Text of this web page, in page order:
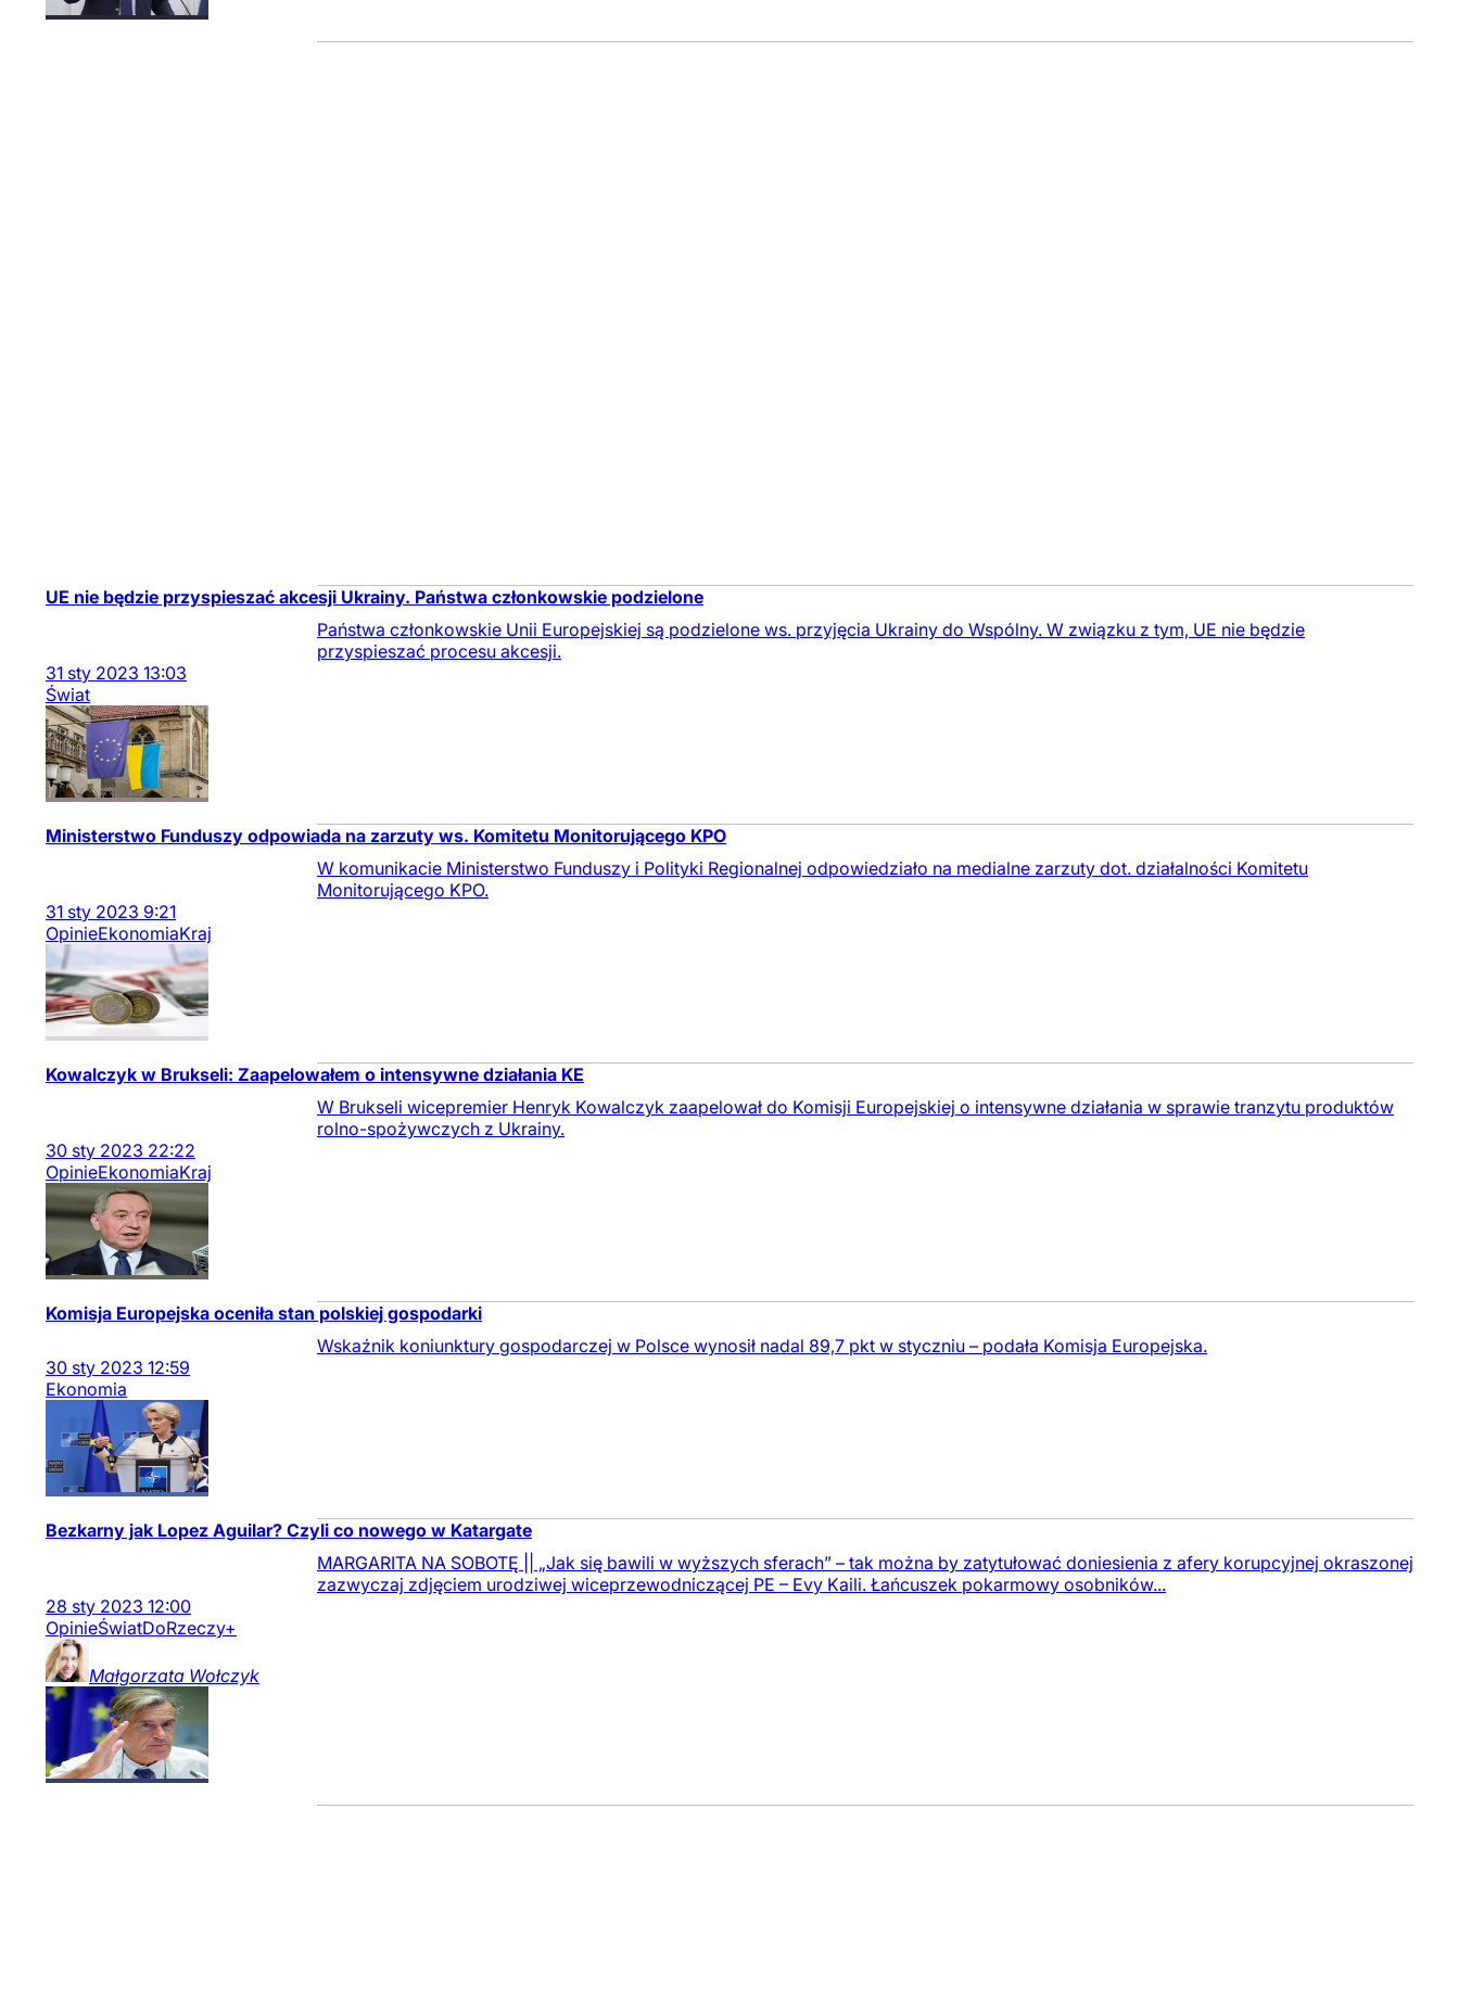
UE nie będzie przyspieszać akcesji Ukrainy. Państwa członkowskie podzielone
Państwa członkowskie Unii Europejskiej są podzielone ws. przyjęcia Ukrainy do Wspólny. W związku z tym, UE nie będzie
przyspieszać procesu akcesji.
31 sty 2023 13:03
Świat
Ministerstwo Funduszy odpowiada na zarzuty ws. Komitetu Monitorującego KPO
W komunikacie Ministerstwo Funduszy i Polityki Regionalnej odpowiedziało na medialne zarzuty dot. działalności Komitetu
Monitorującego KPO.
31 sty 2023 9:21
OpinieEkonomiaKraj
Kowalczyk w Brukseli: Zaapelowałem o intensywne działania KE
W Brukseli wicepremier Henryk Kowalczyk zaapelował do Komisji Europejskiej o intensywne działania w sprawie tranzytu produktów
rolno-spożywczych z Ukrainy.
30 sty 2023 22:22
OpinieEkonomiaKraj
Komisja Europejska oceniła stan polskiej gospodarki
Wskaźnik koniunktury gospodarczej w Polsce wynosił nadal 89,7 pkt w styczniu – podała Komisja Europejska.
30 sty 2023 12:59
Ekonomia
Bezkarny jak Lopez Aguilar? Czyli co nowego w Katargate
MARGARITA NA SOBOTĘ || „Jak się bawili w wyższych sferach” – tak można by zatytułować doniesienia z afery korupcyjnej okraszonej
zazwyczaj zdjęciem urodziwej wiceprzewodniczącej PE – Evy Kaili. Łańcuszek pokarmowy osobników...
28 sty 2023 12:00
OpinieŚwiatDoRzeczy+
Małgorzata Wołczyk